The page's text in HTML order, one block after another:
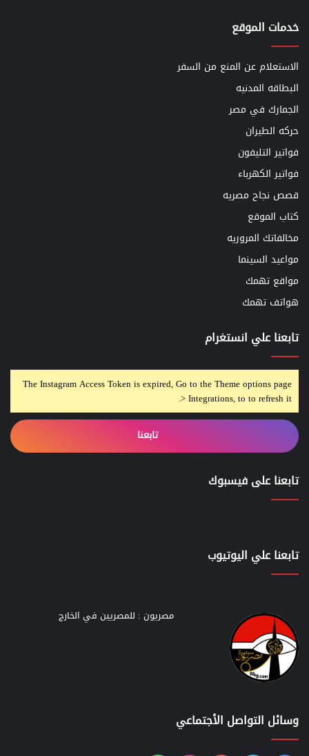
خدمات الموقع
الاستعلام عن المنع من السفر
البطاقه المدنيه
الجمارك في مصر
حركه الطيران
فواتير التليفون
فواتير الكهرباء
قصص نجاح مصريه
كتاب الموقع
مخالفاتك المروريه
مواعيد السينما
مواقع تهمك
هواتف تهمك
تابعنا علي انستغرام
The Instagram Access Token is expired, Go to the Theme options page
> Integrations, to to refresh it.
تابعنا
تابعنا على فيسبوك
تابعنا علي اليوتيوب
مصريون : للمصريين في الخارج
وسائل التواصل الأجتماعي